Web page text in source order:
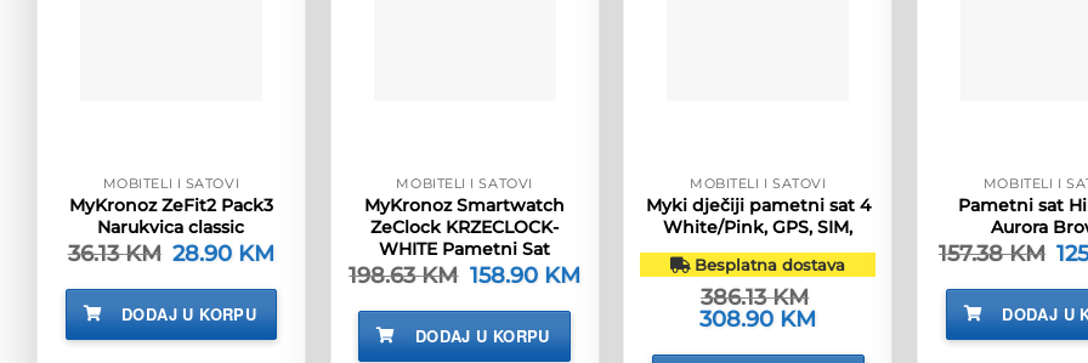
MOBITELI I SATOVI
MyKronoz ZeFit2 Pack3
Narukvica classic
36.13KM Izvorna
cijena
bila
36.13 KM.
28.90 KM
je:
DODAJ U KORPU
MOBITELI I SATOVI
MyKronoz Smartwatch
ZeClock KRZECLOCK-
WHITE Pametni Sat
198.63KM Izvorna
cijena
bila
198.63 KM.
158.90 KM Trenutna
DODAJ U KORPU
MOBITELI I SATOVI
Myki dječiji pametni sat 4
White/Pink, GPS, SIM,
Besplatna dostava
386.13KM
Izvorna
cijena
bila
308.90 KM
je:
MOBITELI I
Pametni sat
Aurora
157.38KM
DODAJ U